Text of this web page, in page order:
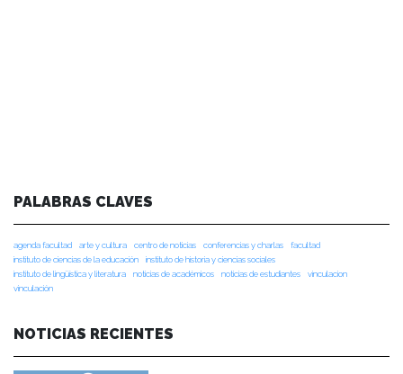
PALABRAS CLAVES
agenda facultad arte y cultura centro de noticias conferencias y charlas
facultad
instituto de ciencias de la educación
instituto de historia y ciencias sociales
instituto de lingüística y literatura
noticias de académicos noticias de estudiantes
vinculacion
vinculación
NOTICIAS RECIENTES